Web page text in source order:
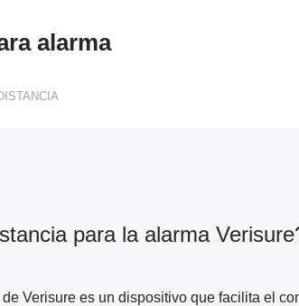
alarma
para la alarma
Verisurees un dispositivo que facilita el